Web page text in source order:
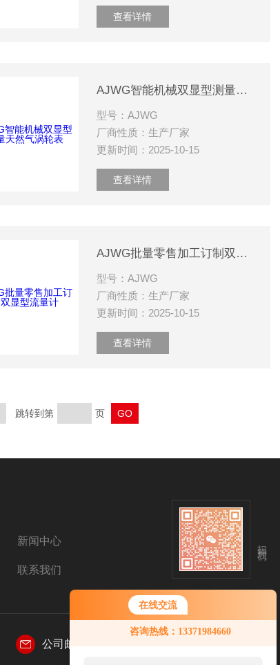
在线交流
咨询热线：13371984660
查看详情
AJWG智能机械双显型测量天然气涡轮表
型号：AJWG
厂商性质：生产厂家
更新时间：2025-10-15
查看详情
AJWG批量零售加工订制双显型流量计
型号：AJWG
厂商性质：生产厂家
更新时间：2025-10-15
查看详情
跳转到第 页
新闻中心
联系我们
公司邮箱：